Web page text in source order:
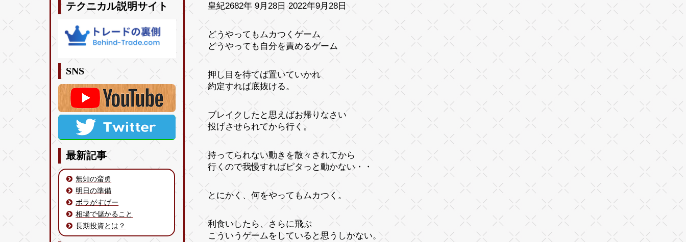
テクニカル説明サイト
SNS
最新記事
無知の蛮勇
明日の準備
ボラがすげー
相場で儲かること
長期投資とは？
皇紀2682年 9月28日 2022年9月28日
どうやってもムカつくゲーム
どうやっても自分を責めるゲーム
押し目を待てば置いていかれ
約定すれば底抜ける。
ブレイクしたと思えばお帰りなさい
投げさせられてから行く。
持ってられない動きを散々されてから
行くので我慢すればピタっと動かない・・
とにかく、何をやってもムカつく。
利食いしたら、さらに飛ぶ
こういうゲームをしていると思うしかない。